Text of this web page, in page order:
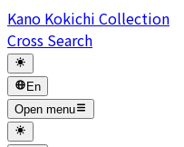
Kano Kokichi Collection
Cross Search
En
Open menu